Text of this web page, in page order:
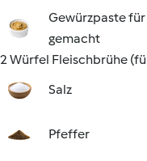
Gewürzpaste
gemacht
2 Würfel Fleischbrühe
Salz
Pfeffer